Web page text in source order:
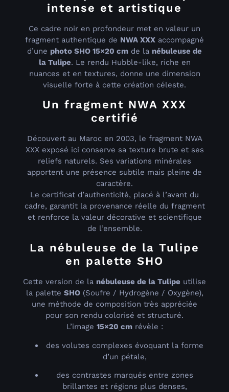
intense et artistique
Ce cadre noir en profondeur met en valeur un
fragment authentique de NWA XXX accompagné
d’une photo SHO 15×20 cm de la nébuleuse de
la Tulipe. Le rendu Hubble-like, riche en
nuances et en textures, donne une dimension
visuelle forte à cette création céleste.
Un fragment NWA XXX
certifié
Découvert au Maroc en 2003, le fragment NWA
XXX exposé ici conserve sa texture brute et ses
reliefs naturels. Ses variations minérales
apportent une présence subtile mais pleine de
caractère.
Le certificat d’authenticité, placé à l’avant du
cadre, garantit la provenance réelle du fragment
et renforce la valeur décorative et scientifique
de l’ensemble.
La nébuleuse de la Tulipe
en palette SHO
Cette version de la nébuleuse de la Tulipe utilise
la palette SHO(Soufre / Hydrogène / Oxygène),
une méthode de composition très appréciée
pour son rendu colorisé et structuré.
L’image 15×20 cmrévèle :
des volutes complexes évoquant la forme
d’un pétale,
des contrastes marqués entre zones
brillantes et régions plus denses,